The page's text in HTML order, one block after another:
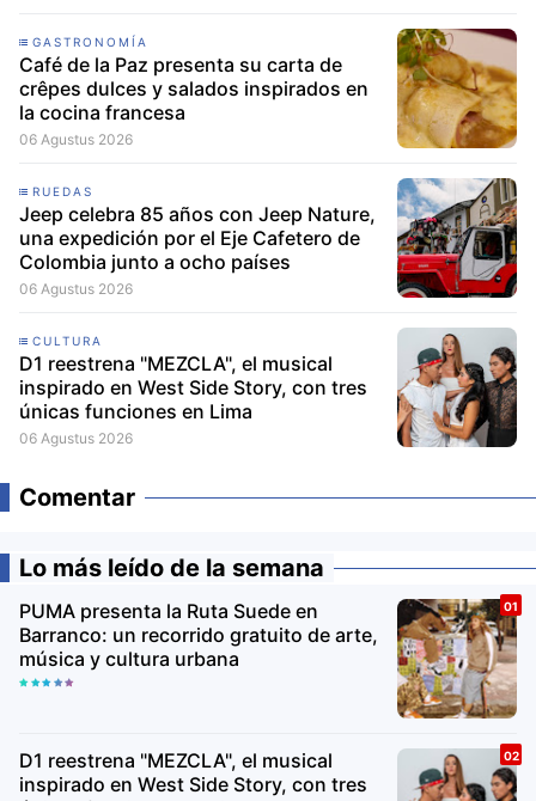
GASTRONOMÍA
Café de la Paz presenta su carta de
crêpes dulces y salados inspirados en
la cocina francesa
06 Agustus 2026
RUEDAS
Jeep celebra 85 años con Jeep Nature,
una expedición por el Eje Cafetero de
Colombia junto a ocho países
06 Agustus 2026
CULTURA
D1 reestrena "MEZCLA", el musical
inspirado en West Side Story, con tres
únicas funciones en Lima
06 Agustus 2026
Comentar
Lo más leído de la semana
PUMA presenta la Ruta Suede en
Barranco: un recorrido gratuito de arte,
música y cultura urbana
D1 reestrena "MEZCLA", el musical
inspirado en West Side Story, con tres